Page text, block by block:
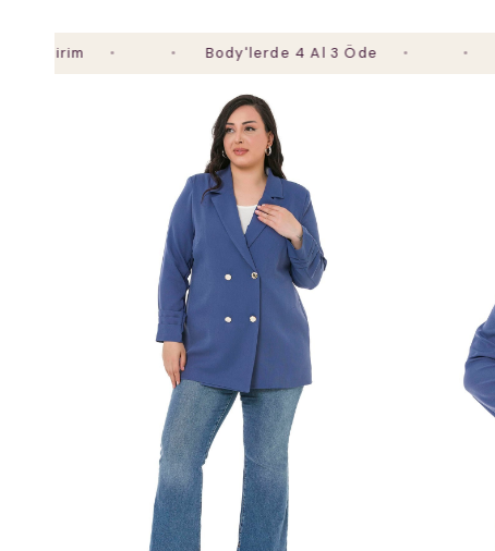
Body'lerde 4 Al 3 Öde 2.